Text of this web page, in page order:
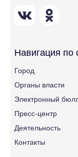
Навигация по
Город
Органы власти
Электронный
Пресс-центр
Деятельность
Контакты